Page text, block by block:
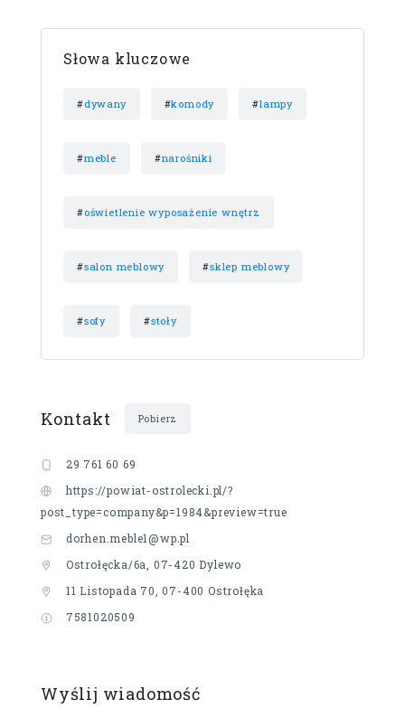
Słowa kluczowe
#dywany #komody #lampy
#meble #narośniki
#oświetlenie wyposażenie wnętrz
#salon meblowy #sklep meblowy
#sofy #stoły
Kontakt Pobierz
29 761 60 69
https://powiat-ostrolecki.pl/?
post_type=company&p=1984&preview=true
dorhen.meble1@wp.pl
Ostrołęcka/6a, 07-420 Dylewo
11 Listopada 70, 07-400 Ostrołęka
7581020509
Wyślij wiadomość